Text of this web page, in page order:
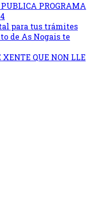
PUBLICA PROGRAMA
para tus trámites
de As Nogais te
QUE NON LLE